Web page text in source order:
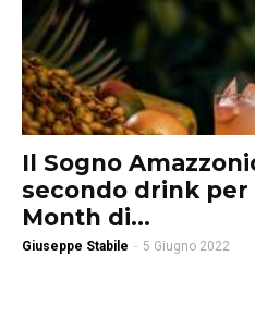
Il Sogno
secondo drink per
Month di...
Giuseppe Stabile - 5 Giugno 2022